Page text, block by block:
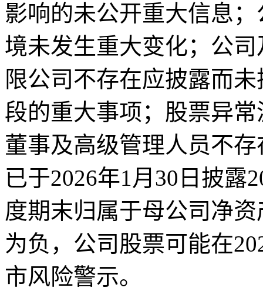
影响的未公开重大信息
境未发生重大变化；公
限公司不存在应披露而
段的重大事项；股票异
董事及高级管理人员不
已于2026年1月30日披露
度期末归属于母公司净
为负，公司股票可能在
市风险警示。